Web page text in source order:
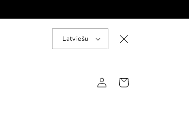
l
Latviešu
PieslēgtiesGrozs